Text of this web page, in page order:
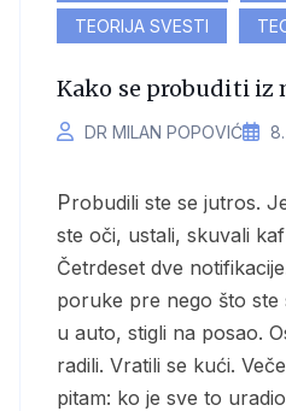
TEORIJA SVESTI
Kako se probuditi iz
DR MILAN POPOVIĆ
Probudili ste se jutros. Jeste li sigurni? Otvorili
ste oči, ustali, skuvali
Četrdeset dve
poruke pre nego što ste
u auto, stigli na posao.
radili. Vratili se kući.
pitam: ko je sve to